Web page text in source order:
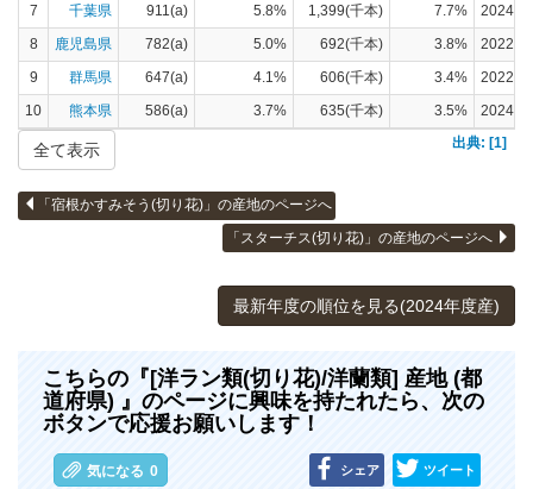
7
千葉県 911(a) 5.8% 1,399(千本) 7.7%
2024年
8
鹿児島県 782(a) 5.0% 692(千本) 3.8%
2022年
9
群馬県 647(a) 4.1% 606(千本) 3.4%
2022年
10
熊本県 586(a) 3.7% 635(千本) 3.5%
2024年
出典: [1]
全て表示
「宿根かすみそう(切り花)」の産地のページへ
「スターチス(切り花)」の産地のページへ
最新年度の順位を見る(2024年度産)
こちらの『[洋ラン類(切り花)/洋蘭類] 産地 (都
道府県) 』のページに興味を持たれたら、次の
ボタンで応援お願いします！
気になる 0 シェア ツイート